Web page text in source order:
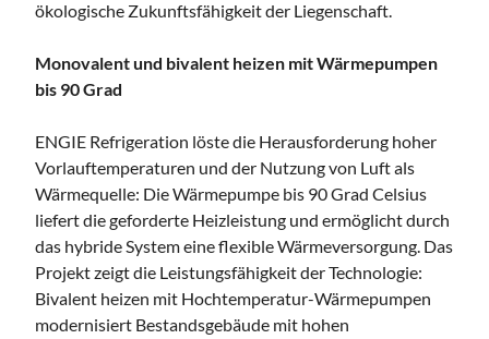
ökologische Zukunftsfähigkeit der Liegenschaft.
Monovalent und bivalent heizen mit Wärmepumpen
bis 90 Grad
ENGIE Refrigeration löste die Herausforderung hoher
Vorlauftemperaturen und der Nutzung von Luft als
Wärmequelle: Die Wärmepumpe bis 90 Grad Celsius
liefert die geforderte Heizleistung und ermöglicht durch
das hybride System eine flexible Wärmeversorgung. Das
Projekt zeigt die Leistungsfähigkeit der Technologie:
Bivalent heizen mit Hochtemperatur-Wärmepumpen
modernisiert Bestandsgebäude mit hohen